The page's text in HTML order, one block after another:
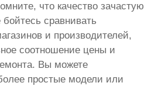
что качество зачастую
сравнивать
и производителей,
соотношение цены и
Вы можете
простые модели или